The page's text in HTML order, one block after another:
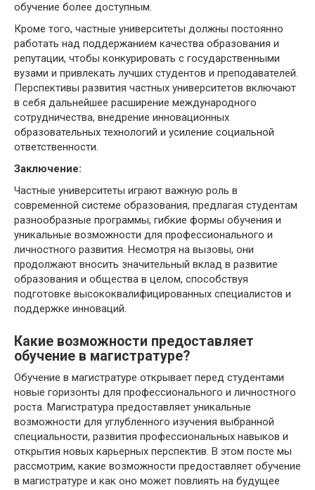
обучение более доступным.
Кроме того, частные университеты должны постоянно
работать над поддержанием качества образования и
репутации, чтобы конкурировать с государственными
вузами и привлекать лучших студентов и преподавателей.
Перспективы развития частных университетов включают
в себя дальнейшее расширение международного
сотрудничества, внедрение инновационных
образовательных технологий и усиление социальной
ответственности.
Заключение:
Частные университеты играют важную роль в
современной системе образования, предлагая студентам
разнообразные программы, гибкие формы обучения и
уникальные возможности для профессионального и
личностного развития. Несмотря на вызовы, они
продолжают вносить значительный вклад в развитие
образования и общества в целом, способствуя
подготовке высококвалифицированных специалистов и
поддержке инноваций.
Какие возможности предоставляет
обучение в магистратуре?
Обучение в магистратуре открывает перед студентами
новые горизонты для профессионального и личностного
роста. Магистратура предоставляет уникальные
возможности для углубленного изучения выбранной
специальности, развития профессиональных навыков и
открытия новых карьерных перспектив. В этом посте мы
рассмотрим, какие возможности предоставляет обучение
в магистратуре и как оно может повлиять на будущее